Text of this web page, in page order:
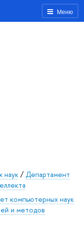
Меню
наук / Департамент
компьютерных наук
и методов